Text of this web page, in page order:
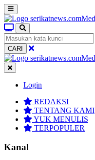
CARI
Login
REDAKSI
TENTANG KAMI
YUK MENULIS
TERPOPULER
Kanal